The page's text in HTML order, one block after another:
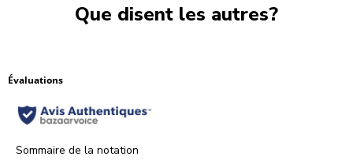
Que disent les autres?
Évaluations
Sommaire de la notation